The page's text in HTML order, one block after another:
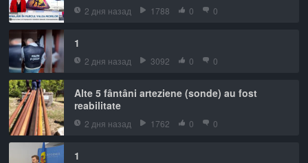
2 дня назад 1788 0 0
1
2 дня назад 3092 0 0
Alte 5 fântâni arteziene (sonde) au fost
reabilitate
2 дня назад 1762 0 0
1